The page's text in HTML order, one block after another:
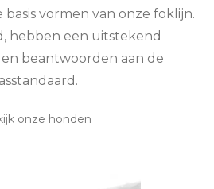
vormen van onze foklijn.
hebben een uitstekend
beantwoorden aan de
onze honden